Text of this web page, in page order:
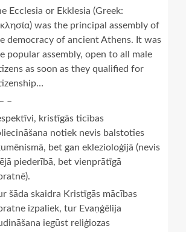
Ecclesia or Ekklesia (Greek:
was the principal assembly of
democracy of ancient Athens. It was
popular assembly, open to all male
as soon as they qualified for
–
kristīgās ticības
notiek nevis balstoties
bet gan eklezioloģijā (nevis
piederībā, bet vienprātīgā
šāda skaidra Kristīgās mācības
izpaliek, tur Evaņģēlija
iegūst reliģiozas